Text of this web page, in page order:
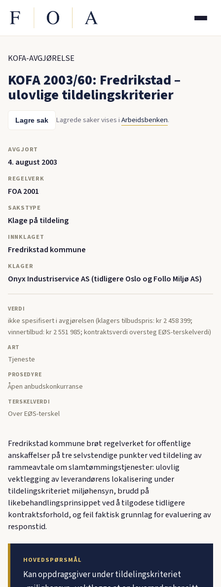
KOFA-AVGJØRELSE
KOFA 2003/60: Fredrikstad –
ulovlige tildelingskriterier
Lagre sak Lagrede saker vises iArbeidsbenken.
AVGJORT
4. august 2003
REGELVERK
FOA 2001
SAKSTYPE
Klage på tildeling
INNKLAGET
Fredrikstad kommune
KLAGER
Onyx Industriservice AS (tidligere Oslo og Follo Miljø AS)
VERDI
ikke spesifisert i avgjørelsen (klagers tilbudspris: kr 2 458 399;
vinnertilbud: kr 2 551 985; kontraktsverdi oversteg EØS-terskelverdi)
ART
Tjeneste
PROSEDYRE
Åpen anbudskonkurranse
TERSKELVERDI
Over EØS-terskel
Fredrikstad kommune brøt regelverket for offentlige
anskaffelser på tre selvstendige punkter ved tildeling av
rammeavtale om slamtømmingstjenester: ulovlig
vektlegging av leverandørens lokalisering under
tildelingskriteriet miljøhensyn, brudd på
likebehandlingsprinsippet ved å tilgodese tidligere
kontraktsforhold, og feil faktisk grunnlag for evaluering av
responstid.
HOVEDSPØRSMÅL
Kan oppdragsgiver under tildelingskriteriet